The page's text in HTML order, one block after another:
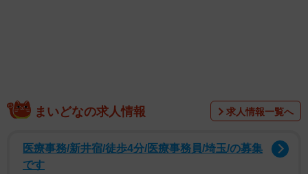
「お留守番している間はずっと玄関前で待ってたんだと思
います。鍵を開けようと近寄ると『気配』でわかるんです
まいどなの求人情報 求人情報一覧へ
医療事務/新井宿/徒歩4分/医療事務員/埼玉/の募集
です